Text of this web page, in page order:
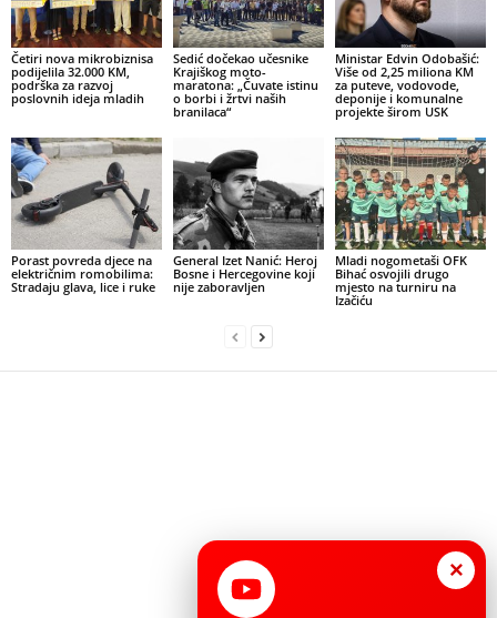
Četiri nova mikrobiznisa
podijelila 32.000 KM,
podrška za razvoj
poslovnih ideja mladih
Sedić dočekao učesnike
Krajiškog moto-
maratona: „Čuvate istinu
o borbi i žrtvi naših
branilaca“
Ministar Edvin Odobašić:
Više od 2,25 miliona KM
za puteve, vodovode,
deponije i komunalne
projekte širom USK
Porast povreda djece na
električnim romobilima:
Stradaju glava, lice i ruke
General Izet Nanić: Heroj
Bosne i Hercegovine koji
nije zaboravljen
Mladi nogometaši OFK
Bihać osvojili drugo
mjesto na turniru na
Izačiću
×